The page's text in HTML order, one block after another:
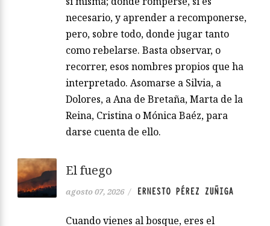
necesario, y aprender a recomponerse,
pero, sobre todo, donde jugar tanto
como rebelarse. Basta observar, o
recorrer, esos nombres propios que ha
interpretado. Asomarse a Silvia, a
Dolores, a Ana de Bretaña, Marta de la
Reina, Cristina o Mónica Baéz, para
darse cuenta de ello.
El fuego
agosto 07, 2026 / ERNESTO PÉREZ ZUÑIGA
Cuando vienes al bosque, eres el